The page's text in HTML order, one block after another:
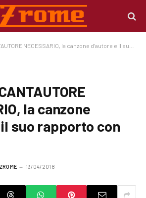
NECESSARIO, la canzone d’autore e il suo rapporto con l’arte
la canzone
il suo rapporto con
13/04/2018